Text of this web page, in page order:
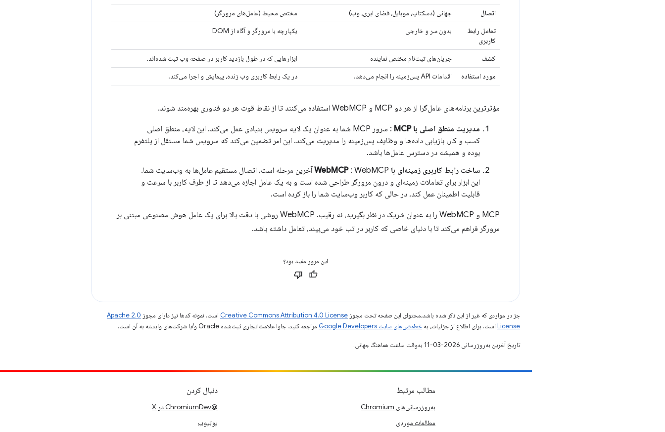
اتصال
جهانی (دسکتاپ، موبایل، فضای ابری، وب)
مختص محیط (عامل‌های مرورگر)
تعامل رابط
کاربری
بدون سر و خارجی یکپارچه با مرورگر و آگاه از DOM
کشف جریان‌های ثبت‌نام مختص نماینده
ابزارهایی که در طول بازدید کاربر در صفحه وب ثبت شده‌اند.
مورد استفاده
اقدامات API پس‌زمینه را انجام می‌دهد. در یک رابط کاربری وب زنده، پیمایش و اجرا می‌کند.
مؤثرترین برنامه‌های عامل‌گرا از هر دو MCP و WebMCP استفاده می‌کنند تا از نقاط قوت هر دو فناوری بهره‌مند شوند.
مدیریت منطق اصلی با MCP
: سرور MCP شما به عنوان یک لایه سرویس بنیادی عمل می‌کند. این لایه، منطق اصلی
کسب و کار، بازیابی داده‌ها و وظایف پس‌زمینه را مدیریت می‌کند. این امر تضمین می‌کند که سرویس شما مستقل از پلتفرم
بوده و همیشه در دسترس عامل‌ها باشد.
ساخت رابط کاربری زمینه‌ای با WebMCP
: WebMCP آخرین مرحله است، اتصال مستقیم عامل‌ها به وب‌سایت شما.
این ابزار برای تعاملات زمینه‌ای و درون مرورگر طراحی شده است و به یک عامل اجازه می‌دهد تا از طرف کاربر با سرعت و
قابلیت اطمینان عمل کند، در حالی که کاربر وب‌سایت شما را باز کرده است.
MCP و WebMCP را به عنوان شریک در نظر بگیرید، نه رقیب. WebMCP روشی با دقت بالا برای یک عامل هوش مصنوعی مبتنی بر
مرورگر فراهم می‌کند تا با دنیای خاصی که کاربر در تب خود می‌بیند، تعامل داشته باشد.
این مرور مفید بود؟
جز در مواردی که غیر از این ذکر شده باشد،‌محتوای این صفحه تحت مجوز Creative Commons Attribution 4.0 License است. نمونه کدها نیز دارای مجوز Apache 2.0
License است. برای اطلاع از جزئیات، به خطمشی‌های سایت Google Developers‏ مراجعه کنید. جاوا علامت تجاری ثبت‌شده Oracle و/یا شرکت‌های وابسته به آن است.
تاریخ آخرین به‌روزرسانی 2026-03-11 به‌وقت ساعت هماهنگ جهانی.
مطالب مرتبط
به‌روزرسانی‌های Chromium
مطالعات موردی
دنبال کردن
@ChromiumDev در X
یوتیوب